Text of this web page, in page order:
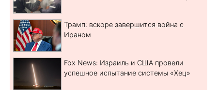
Трамп: вскоре завершится война с
Ираном
Fox News: Израиль и США провели
успешное испытание системы «Хец»